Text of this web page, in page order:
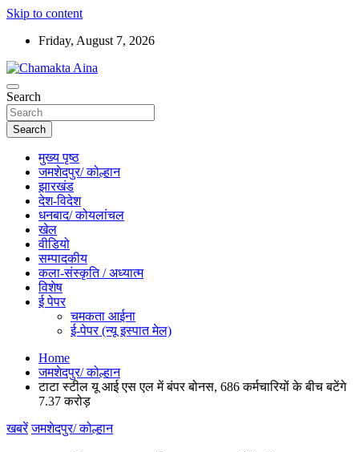
Skip to content
Friday, August 7, 2026
Chamakta Aina
Hindi News Paper – Jharkhand
Search
Search
मुख्य पृष्ठ
जमशेदपुर/ कोल्हान
झारखंड
देश-विदेश
धनबाद/ कोयलांचल
खेल
वीडियो
सम्पादकीय
कला-संस्कृति / अध्यात्म
विशेष
ई पेपर
चमकता आईना
ई-पेपर (न्यू इस्पात मेल)
Home
जमशेदपुर/ कोल्हान
टाटा स्टील यू आई एस एल में बंपर बोनस, 686 कर्मचारियों के बीच बटेंगे
7.37 करोड़
खबरें जमशेदपुर/ कोल्हान